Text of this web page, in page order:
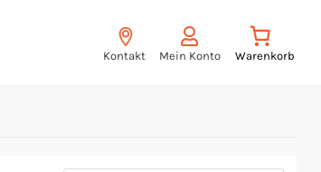
Kontakt Mein Konto